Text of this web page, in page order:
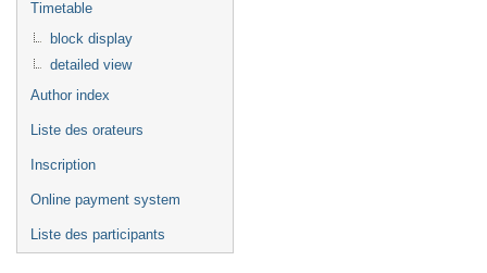
Timetable
block display
detailed view
Author index
Liste des orateurs
Inscription
Online payment system
Liste des participants